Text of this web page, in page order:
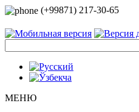
(+99871) 217-30-65
МЕНЮ